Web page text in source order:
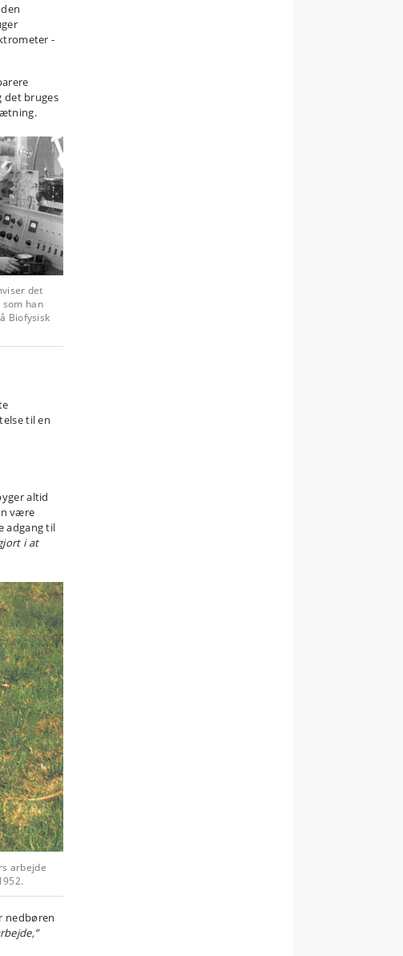
-
det bruges
det
han
Biofysisk
til en
altid
være
adgang til
i at
arbejde
nedbøren